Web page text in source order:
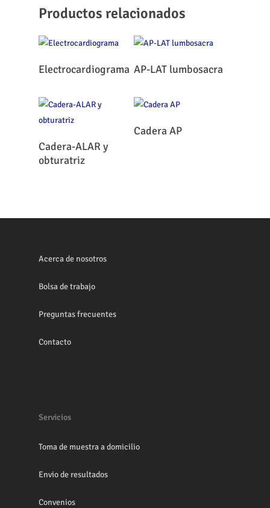
Productos relacionados
Leer Más
Electrocardiograma Leer Más
AP-LAT lumbosacra
Leer Más
Cadera-ALAR y
obturatriz
Leer Más
Cadera AP
Acerca de nosotros
Bolsa de trabajo
Preguntas frecuentes
Contacto
Servicios
Toma de muestra a domicilio
Envio de resultados
Convenios